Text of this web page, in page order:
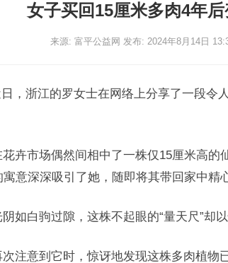
女子买回15厘米多肉4年
来源: 富平公益网 发布: 2024年8月14日
，浙江的罗女士在网络上分享了一段令
花卉市场偶然间相中了一株仅15厘米高
意深深吸引了她，随即将其带回家中精
如白驹过隙，这株不起眼的“量天尺”却
注意到它时，惊讶地发现这株多肉植物